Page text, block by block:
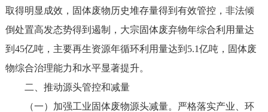
取得明显成效，固体废物历史堆存量得到有效管控，非法倾
倒处置高发态势得到遏制，大宗固体废弃物年综合利用量达
到45亿吨，主要再生资源年循环利用量达到5.1亿吨，固体废
物综合治理能力和水平显著提升。
二、推动源头管控和减量
（一）加强工业固体废物源头减量。严格落实产业、环